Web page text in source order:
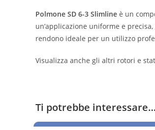
Polmone SD 6-3 Slimline è un
un’applicazione uniforme e
rendono ideale per un utilizzo
Visualizza anche gli altri rotori e
Ti potrebbe interessare…